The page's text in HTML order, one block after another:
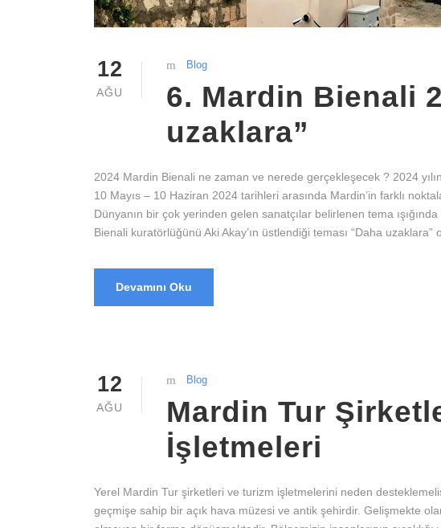
12
AĞU
Blog
6. Mardin Bienali
uzaklara”
2024 Mardin Bienali ne zaman ve nerede gerçekleşecek ? 2024
10 Mayıs – 10 Haziran 2024 tarihleri arasında Mardin’in farklı
Dünyanın bir çok yerinden gelen sanatçılar belirlenen tema
Bienali kuratörlüğünü Aki Akay’ın üstlendiği teması “Daha uzaklara”
Devamını Oku
12
AĞU
Blog
Mardin Tur
İşletmeleri
Yerel Mardin Tur şirketleri ve turizm işletmelerini neden
geçmişe sahip bir açık hava müzesi ve antik şehirdir. Gelişmekte